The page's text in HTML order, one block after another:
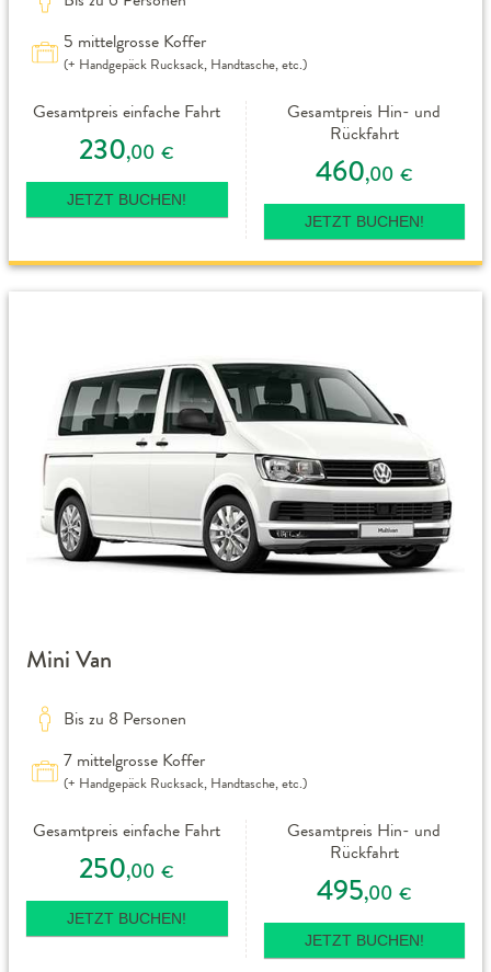
5 mittelgrosse Koffer
(+ Handgepäck Rucksack, Handtasche, etc.)
Gesamtpreis einfache Fahrt
230,00 €
JETZT BUCHEN!
Gesamtpreis Hin- und
Rückfahrt
460,00 €
JETZT BUCHEN!
Mini Van
Bis zu 8 Personen
7 mittelgrosse Koffer
(+ Handgepäck Rucksack, Handtasche, etc.)
Gesamtpreis einfache Fahrt
250,00 €
JETZT BUCHEN!
Gesamtpreis Hin- und
Rückfahrt
495,00 €
JETZT BUCHEN!